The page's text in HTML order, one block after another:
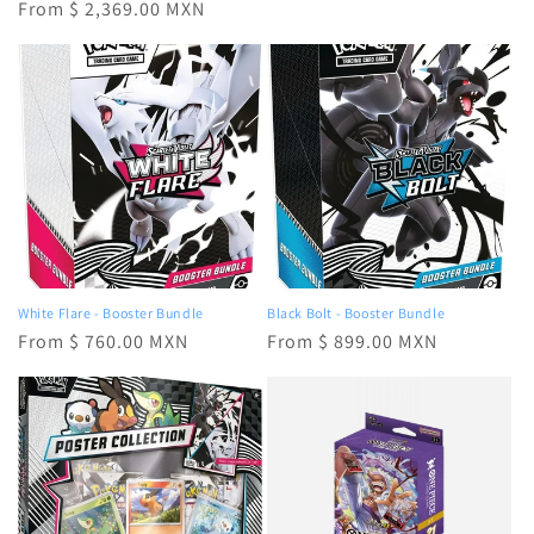
price
price
From $ 2,369.00 MXN
White Flare - Booster Bundle
Regular
From $ 760.00 MXN
Black Bolt - Booster Bundle
Regular
From $ 899.00 MXN